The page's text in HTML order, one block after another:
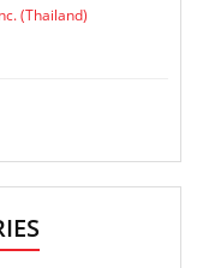
(Thailand)